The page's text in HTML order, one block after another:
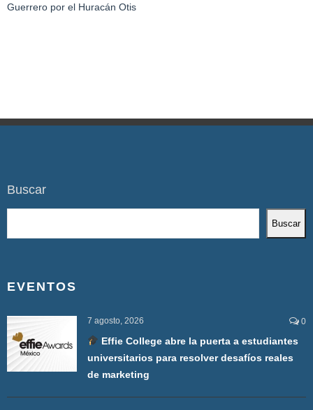
Guerrero por el Huracán Otis
Buscar
Buscar
EVENTOS
7 agosto, 2026 0
Effie College abre la puerta a estudiantes
universitarios para resolver desafíos reales
de marketing